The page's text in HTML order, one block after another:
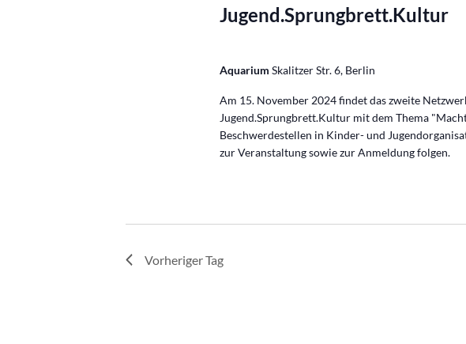
Jugend.Sprungbrett.Kultur
AquariumSkalitzer Str. 6, Berlin
Am 15. November 2024 findet das zweite
Jugend.Sprungbrett.Kultur mit dem Thema
Beschwerdestellen in Kinder- und
zur Veranstaltung sowie zur Anmeldung folgen.
Vorheriger Tag